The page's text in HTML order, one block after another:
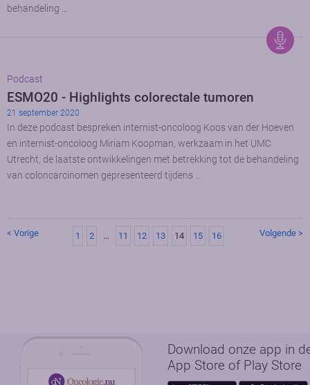
behandeling …
Podcast
ESMO20 - Highlights colorectale tumoren
21 september 2020
In deze podcast bespreken internist-oncoloog Koos van der Hoeven
en internist-oncoloog Miriam Koopman, werkzaam in het UMC
Utrecht, de laatste ontwikkelingen met betrekking tot de behandeling
van coloncarcinomen gepresenteerd tijdens …
< Vorige 1 2 … 11 12 13 14 15 16 Volgende >
Download onze app in
App Store of Play Store